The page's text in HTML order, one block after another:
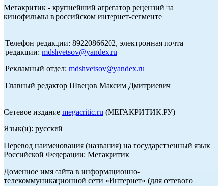
Мегакритик - крупнейший агрегатор рецензий на
кинофильмы в российском интернет-сегменте
Телефон редакции: 89220866202, электронная почта
редакции: mdshvetsov@yandex.ru
Рекламный отдел: mdshvetsov@yandex.ru
Главный редактор Швецов Максим Дмитриевич
Сетевое издание megacritic.ru (МЕГАКРИТИК.РУ)
Язык(и): русский
Перевод наименования (названия) на государственный язык
Российской Федерации: Мегакритик
Доменное имя сайта в информационно-
телекоммуникационной сети «Интернет» (для сетевого